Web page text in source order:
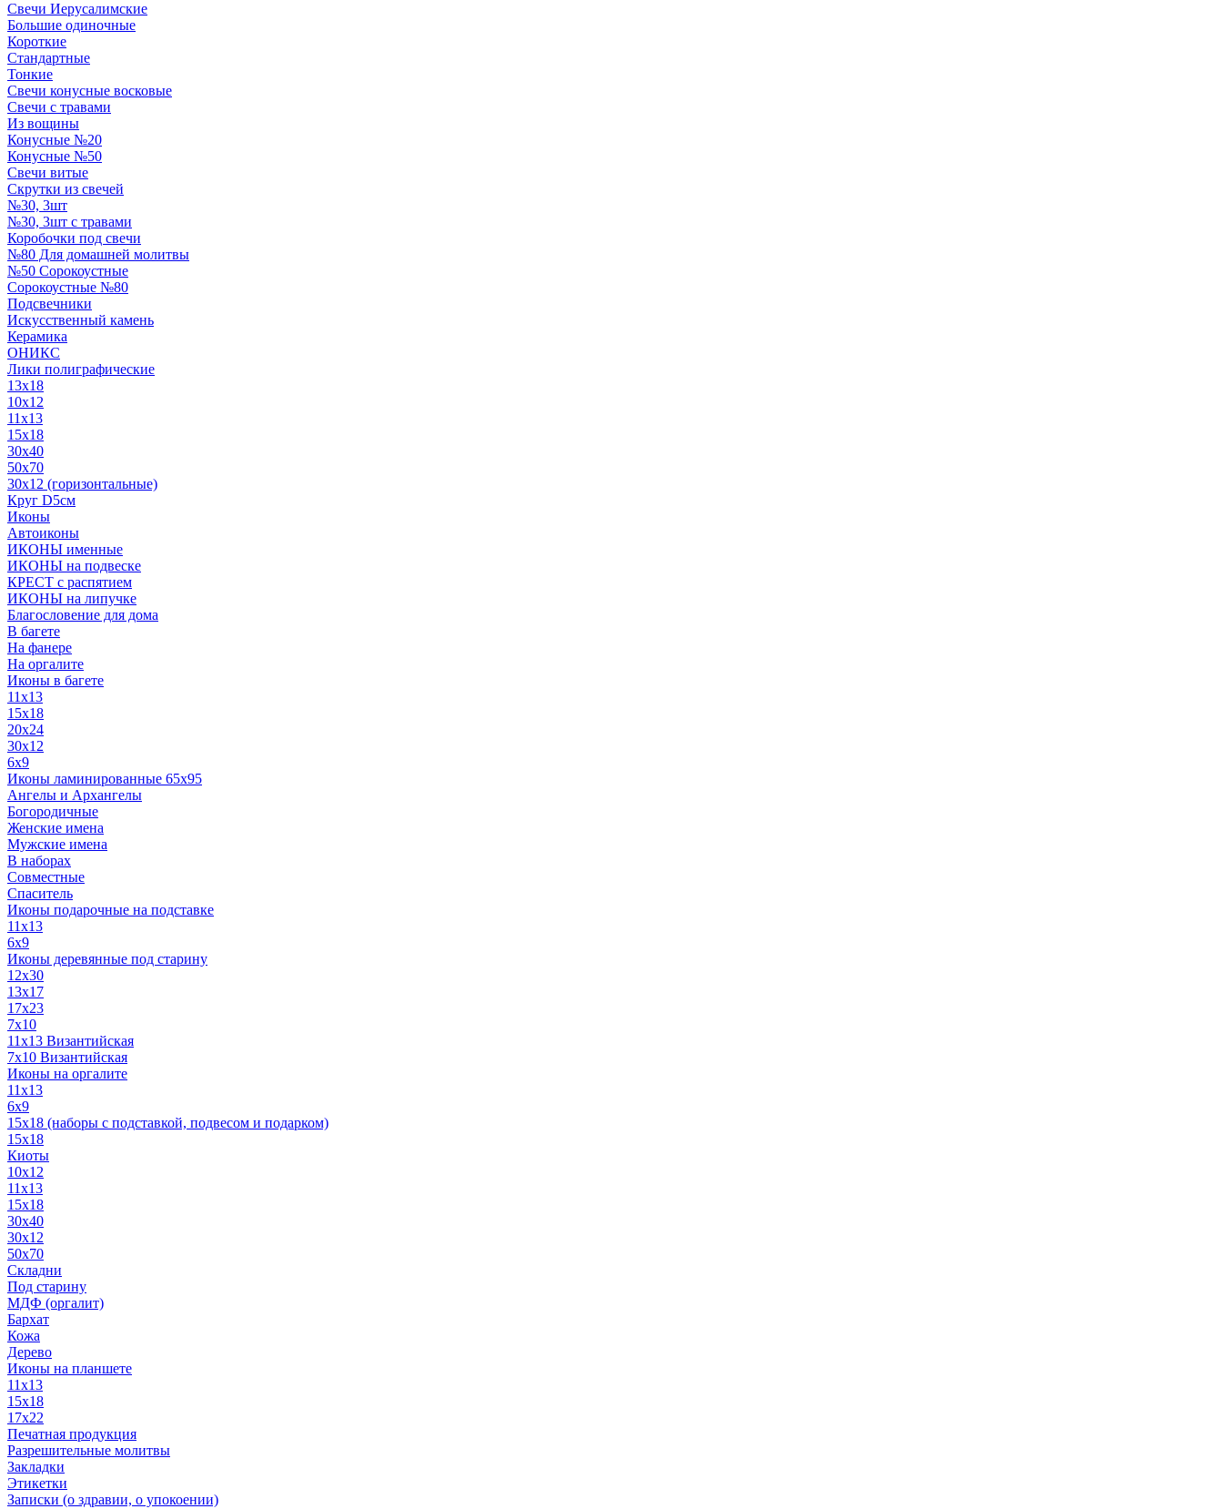
Свечи Иерусалимские
Большие одиночные
Короткие
Стандартные
Тонкие
Свечи конусные восковые
Свечи с травами
Из вощины
Конусные №20
Конусные №50
Свечи витые
Скрутки из свечей
№30, 3шт
№30, 3шт с травами
Коробочки под свечи
№80 Для домашней молитвы
№50 Сорокоустные
Сорокоустные №80
Подсвечники
Искусственный камень
Керамика
ОНИКС
Лики полиграфические
13x18
10x12
11х13
15х18
30x40
50x70
30x12 (горизонтальные)
Круг D5см
Иконы
Автоиконы
ИКОНЫ именные
ИКОНЫ на подвеске
КРЕСТ с распятием
ИКОНЫ на липучке
Благословение для дома
В багете
На фанере
На оргалите
Иконы в багете
11x13
15x18
20x24
30х12
6x9
Иконы ламинированные 65x95
Ангелы и Архангелы
Богородичные
Женские имена
Мужские имена
В наборах
Совместные
Спаситель
Иконы подарочные на подставке
11x13
6x9
Иконы деревянные под старину
12х30
13x17
17x23
7x10
11x13 Византийская
7x10 Византийская
Иконы на оргалите
11x13
6x9
15х18 (наборы с подставкой, подвесом и подарком)
15x18
Киоты
10x12
11x13
15x18
30x40
30х12
50x70
Складни
Под старину
МДФ (оргалит)
Бархат
Кожа
Дерево
Иконы на планшете
11х13
15х18
17х22
Печатная продукция
Разрешительные молитвы
Закладки
Этикетки
Записки (о здравии, о упокоении)